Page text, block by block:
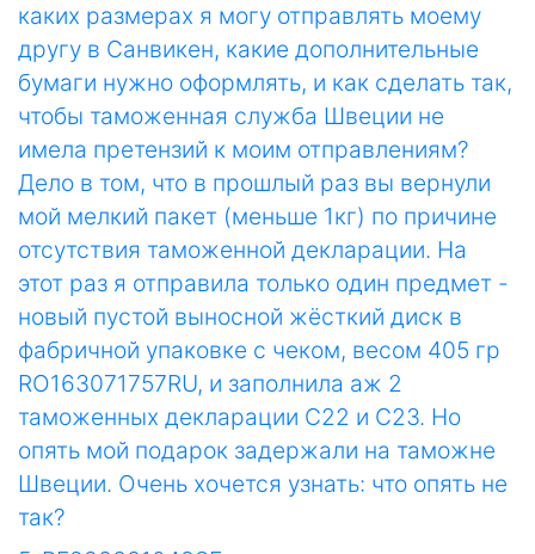
каких размерах я могу отправлять моему
другу в Санвикен, какие дополнительные
бумаги нужно оформлять, и как сделать так,
чтобы таможенная служба Швеции не
имела претензий к моим отправлениям?
Дело в том, что в прошлый раз вы вернули
мой мелкий пакет (меньше 1кг) по причине
отсутствия таможенной декларации. На
этот раз я отправила только один предмет -
новый пустой выносной жёсткий диск в
фабричной упаковке с чеком, весом 405 гр
RO163071757RU, и заполнила аж 2
таможенных декларации С22 и С23. Но
опять мой подарок задержали на таможне
Швеции. Очень хочется узнать: что опять не
так?